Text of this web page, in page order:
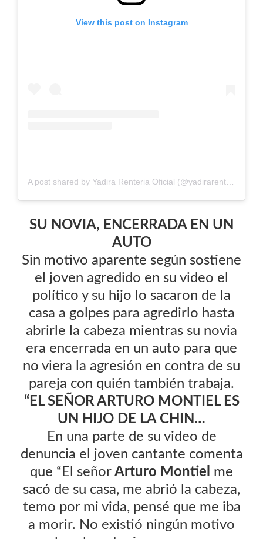
View this post on Instagram
SU NOVIA, ENCERRADA EN UN
AUTO
Sin motivo aparente según sostiene
el joven agredido en su video el
político y su hijo lo sacaron de la
casa a golpes para agredirlo hasta
abrirle la cabeza mientras su novia
era encerrada en un auto para que
no viera la agresión en contra de su
pareja con quién también trabaja.
“EL SEÑOR ARTURO MONTIEL ES
UN HIJO DE LA CHIN…
En una parte de su video de
denuncia el joven cantante comenta
que “El señor Arturo Montiel me
sacó de su casa, me abrió la cabeza,
temo por mi vida, pensé que me iba
a morir. No existió ningún motivo